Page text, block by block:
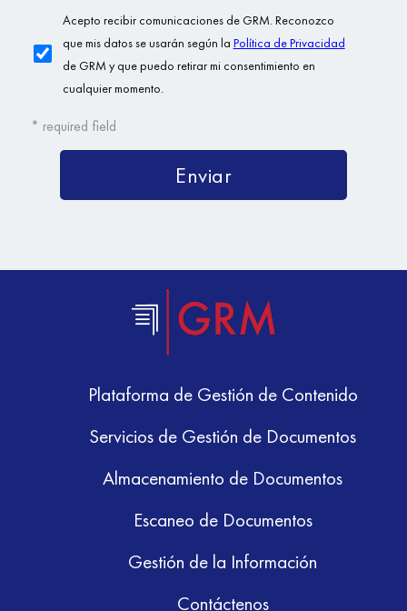
Plataforma de Gestión de Contenido
Servicios de Gestión de Documentos
Almacenamiento de Documentos
Escaneo de Documentos
Gestión de la Información
Contáctenos